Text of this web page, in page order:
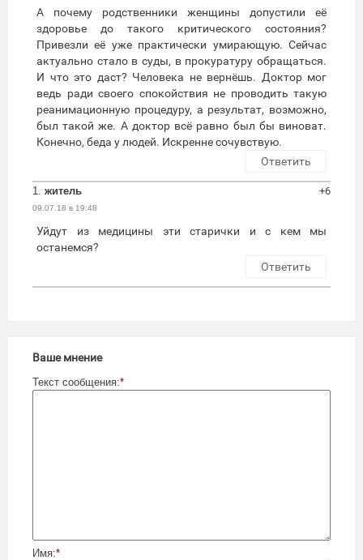
А почему родственники женщины допустили её
здоровье до такого критического состояния?
Привезли её уже практически умирающую. Сейчас
актуально стало в суды, в прокуратуру обращаться.
И что это даст? Человека не вернёшь. Доктор мог
ведь ради своего спокойствия не проводить такую
реанимационную процедуру, а результат, возможно,
был такой же. А доктор всё равно был бы виноват.
Конечно, беда у людей. Искренне сочувствую.
Ответить
1. житель
09.07.18 в 19:48
+6
Уйдут из медицины эти старички и с кем мы
останемся?
Ответить
Ваше мнение
Текст сообщения:*
Имя:*